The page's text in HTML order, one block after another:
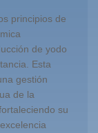
principios de
de yodo
Esta
gestión
de la
su